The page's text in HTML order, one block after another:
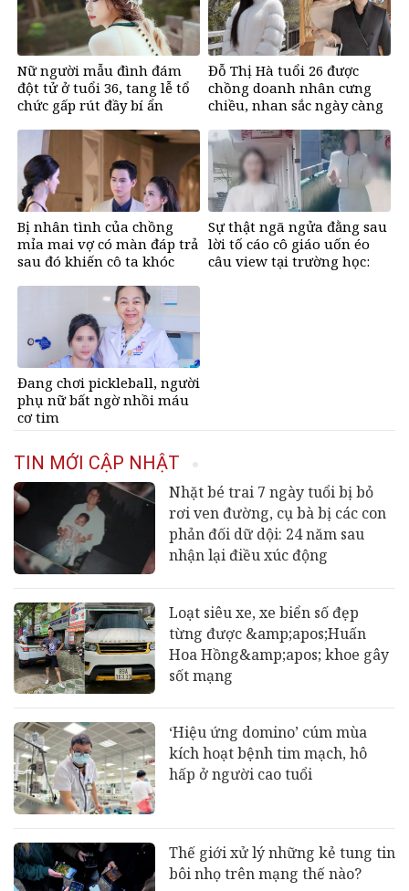
Nữ người mẫu đình đám
đột tử ở tuổi 36, tang lễ tổ
chức gấp rút đầy bí ẩn
Đỗ Thị Hà tuổi 26 được
chồng doanh nhân cưng
chiều, nhan sắc ngày càng
Bị nhân tình của chồng
mỉa mai vợ có màn đáp trả
sau đó khiến cô ta khóc
Sự thật ngã ngửa đằng sau
lời tố cáo cô giáo uốn éo
câu view tại trường học:
Đang chơi pickleball, người
phụ nữ bất ngờ nhồi máu
cơ tim
TIN MỚI CẬP NHẬT
Nhặt bé trai 7 ngày tuổi bị bỏ
rơi ven đường, cụ bà bị các con
phản đối dữ dội: 24 năm sau
nhận lại điều xúc động
Loạt siêu xe, xe biển số đẹp
từng được &amp;apos;Huấn
Hoa Hồng&amp;apos; khoe gây
sốt mạng
‘Hiệu ứng domino’ cúm mùa
kích hoạt bệnh tim mạch, hô
hấp ở người cao tuổi
Thế giới xử lý những kẻ tung tin
bôi nhọ trên mạng thế nào?